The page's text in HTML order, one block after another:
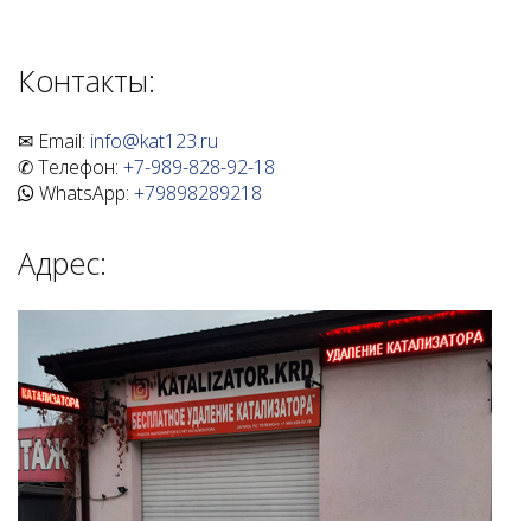
Контакты:
✉ Email: info@kat123.ru
✆ Телефон: +7-989-828-92-18
WhatsApp: +79898289218
Адрес: